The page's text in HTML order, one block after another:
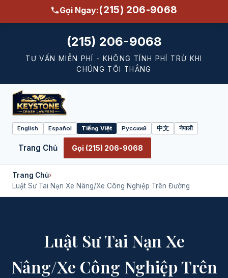
Gọi Ngay:(215) 206-9068
(215) 206-9068
TƯ VẤN MIỄN PHÍ - KHÔNG TÍNH PHÍ TRỪ KHI
CHÚNG TÔI THẮNG
Select
language
English Español Tiếng Việt Русский 中文 नेपाली
Trang Chủ Gọi (215) 206-9068
Trang Chủ›
Luật Sư Tai Nạn Xe Nâng/Xe Công Nghiệp Trên Đường
Luật Sư Tai Nạn Xe
Nâng/Xe Công Nghiệp Trên